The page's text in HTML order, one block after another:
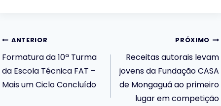
Navegação
de
ANTERIOR
Formatura da 10ª Turma
da Escola Técnica FAT –
Mais um Ciclo Concluído
PRÓXIMO
Receitas autorais levam
jovens da Fundação CASA
de Mongaguá ao primeiro
lugar em competição